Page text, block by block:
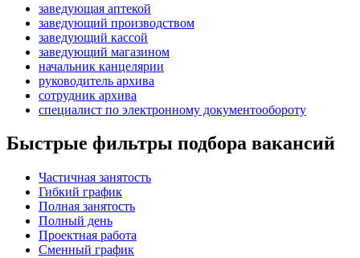
заведующая аптекой
заведующий производством
заведующий кассой
заведующий магазином
начальник канцелярии
руководитель архива
сотрудник архива
специалист по электронному документообороту
Быстрые фильтры подбора вакансий
Частичная занятость
Гибкий график
Полная занятость
Полный день
Проектная работа
Сменный график